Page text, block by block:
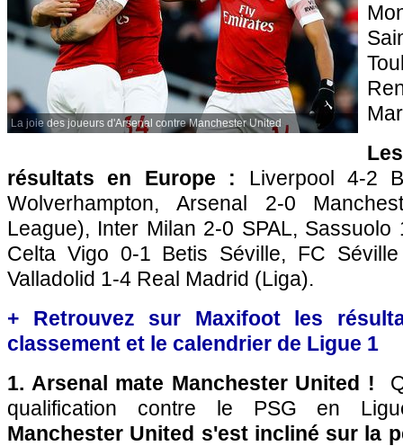
La joie des joueurs d'Arsenal contre Manchester United
résultats en Europe : Liverpool 4-2
Wolverhampton, Arsenal 2-0
League), Inter Milan 2-0 SPAL,
Celta Vigo 0-1 Betis Séville, FC
Valladolid 1-4 Real Madrid (Liga).
+ Retrouvez sur Maxifoot les
classement et le calendrier de Ligue 1
1. Arsenal mate Manchester United !
qualification contre le PSG en
Manchester United s'est incliné sur la